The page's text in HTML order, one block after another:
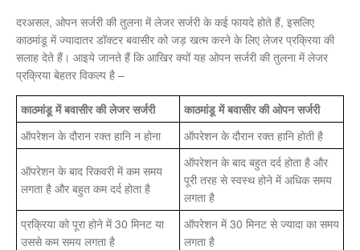
दरअसल, ओपन सर्जरी की तुलना में लेजर सर्जरी के कई फायदे होते हैं, इसलिए
काठमांडू में ज्यादातर डॉक्टर बवासीर को जड़ खत्म करने के लिए लेजर प्रक्रिया की
सलाह देते हैं। आइये जानते हैं कि आखिर क्यों यह ओपन सर्जरी की तुलना में लेजर
प्रक्रिया बेहतर विकल्प है –
काठमांडू में बवासीर की लेजर सर्जरी
काठमांडू में बवासीर की ओपन सर्जरी
ऑपरेशन के दौरान रक्त हानि न होना
ऑपरेशन के दौरान रक्त हानि होती है
ऑपरेशन के बाद रिकवरी में कम समय
लगता है और बहुत कम दर्द होता है
ऑपरेशन के बाद बहुत दर्द होता है और
पूरी तरह से स्वस्थ होने में अधिक समय
लगता है
प्रक्रिया को पूरा होने में 30 मिनट या
उससे कम समय लगता है
ऑपरेशन में 30 मिनट से ज्यादा का समय
लगता है